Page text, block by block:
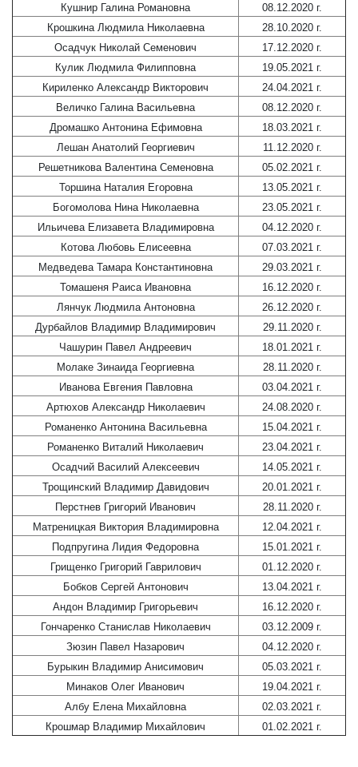
Кушнир Галина Романовна
08.12.2020 г.
Крошкина Людмила Николаевна
28.10.2020 г.
Осадчук Николай Семенович
17.12.2020 г.
Кулик Людмила Филипповна
19.05.2021 г.
Кириленко Александр Викторович
24.04.2021 г.
Величко Галина Васильевна
08.12.2020 г.
Дромашко Антонина Ефимовна
18.03.2021 г.
Лешан Анатолий Георгиевич
11.12.2020 г.
Решетникова Валентина Семеновна
05.02.2021 г.
Торшина Наталия Егоровна
13.05.2021 г.
Богомолова Нина Николаевна
23.05.2021 г.
Ильичева Елизавета Владимировна
04.12.2020 г.
Котова Любовь Елисеевна
07.03.2021 г.
Медведева Тамара Константиновна
29.03.2021 г.
Томашеня Раиса Ивановна
16.12.2020 г.
Лянчук Людмила Антоновна
26.12.2020 г.
Дурбайлов Владимир Владимирович
29.11.2020 г.
Чашурин Павел Андреевич
18.01.2021 г.
Молаке Зинаида Георгиевна
28.11.2020 г.
Иванова Евгения Павловна
03.04.2021 г.
Артюхов Александр Николаевич
24.08.2020 г.
Романенко Антонина Васильевна
15.04.2021 г.
Романенко Виталий Николаевич
23.04.2021 г.
Осадчий Василий Алексеевич
14.05.2021 г.
Трощинский Владимир Давидович
20.01.2021 г.
Перстнев Григорий Иванович
28.11.2020 г.
Матреницкая Виктория Владимировна
12.04.2021 г.
Подпругина Лидия Федоровна
15.01.2021 г.
Грищенко Григорий Гаврилович
01.12.2020 г.
Бобков Сергей Антонович
13.04.2021 г.
Андон Владимир Григорьевич
16.12.2020 г.
Гончаренко Станислав Николаевич
03.12.2009 г.
Зюзин Павел Назарович
04.12.2020 г.
Бурыкин Владимир Анисимович
05.03.2021 г.
Минаков Олег Иванович
19.04.2021 г.
Албу Елена Михайловна
02.03.2021 г.
Крошмар Владимир Михайлович
01.02.2021 г.